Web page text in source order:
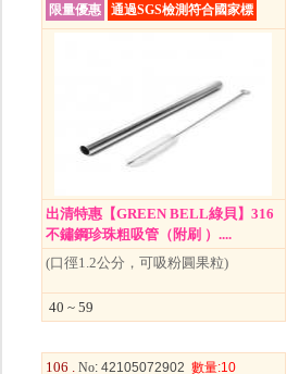
限量優惠
通過SGS檢測符合國家標
出清特惠【GREEN BELL綠貝】316
不鏽鋼珍珠粗吸管（附刷 ）....
(口徑1.2公分，可吸粉圓果粒)
40 ~ 59
106 . No: 42105072902 數量:10